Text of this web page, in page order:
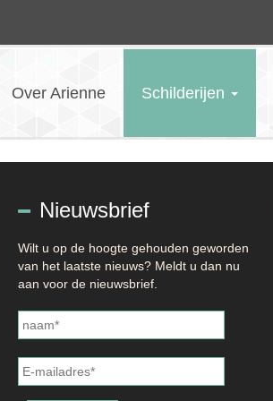
Over Arienne Schilderijen
Nieuwsbrief
Wilt u op de hoogte gehouden geworden
van het laatste nieuws? Meldt u dan nu
aan voor de nieuwsbrief.